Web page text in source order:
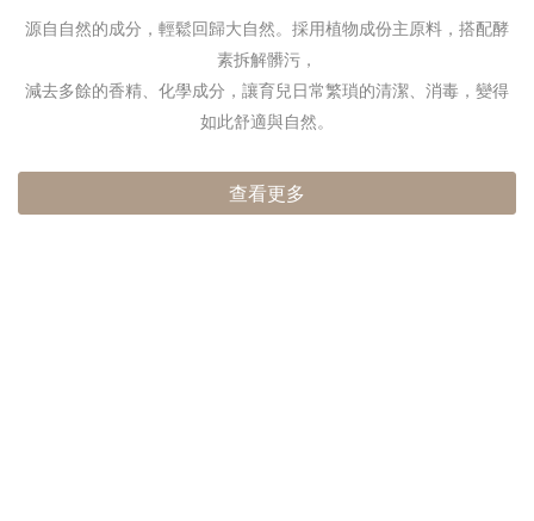
源自自然的成分，輕鬆回歸大自然。 採用植物成份主原料，搭配酵
素拆解髒污，
減去多餘的香精、化學成分， 讓育兒日常繁瑣的清潔、消毒， 變得
如此舒適與自然。
查看更多